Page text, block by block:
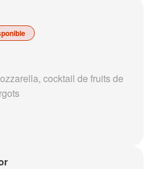
cocktail de fruits de